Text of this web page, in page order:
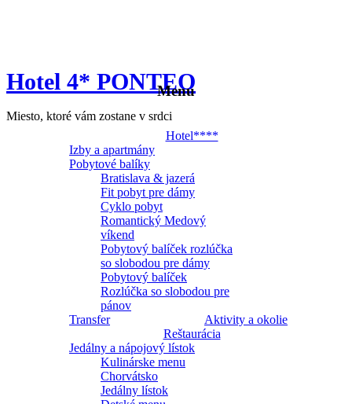
Hotel 4* PONTEO
Miesto, ktoré vám zostane v srdci
Menu
Hotel****
Izby a apartmány
Pobytové balíky
Bratislava & jazerá
Fit pobyt pre dámy
Cyklo pobyt
Romantický Medový
víkend
Pobytový balíček rozlúčka
so slobodou pre dámy
Pobytový balíček
Rozlúčka so slobodou pre
pánov
Transfer
Aktivity a okolie
Reštaurácia
Jedálny a nápojový lístok
Kulinárske menu
Chorvátsko
Jedálny lístok